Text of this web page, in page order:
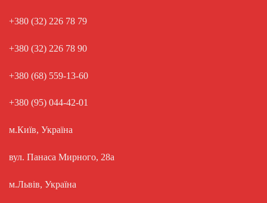
+380 (32) 226 78 79
+380 (32) 226 78 90
+380 (68) 559-13-60
+380 (95) 044-42-01
м.Київ, Україна
вул. Панаса Мирного, 28а
м.Львів, Україна